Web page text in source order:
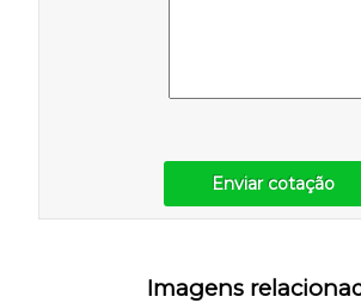
Enviar cotação
Imagens